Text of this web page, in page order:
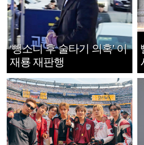
‘뺑소니 후 술타기 의혹’ 이
재룡 재판행